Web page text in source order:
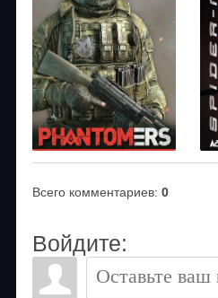
Всего комментариев: 0
Войдите: